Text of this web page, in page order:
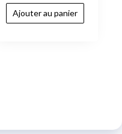
Ajouter au panier